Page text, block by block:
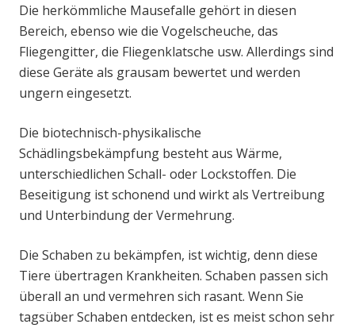
Die herkömmliche Mausefalle gehört in diesen
Bereich, ebenso wie die Vogelscheuche, das
Fliegengitter, die Fliegenklatsche usw. Allerdings sind
diese Geräte als grausam bewertet und werden
ungern eingesetzt.
Die biotechnisch-physikalische
Schädlingsbekämpfung besteht aus Wärme,
unterschiedlichen Schall- oder Lockstoffen. Die
Beseitigung ist schonend und wirkt als Vertreibung
und Unterbindung der Vermehrung.
Die Schaben zu bekämpfen, ist wichtig, denn diese
Tiere übertragen Krankheiten. Schaben passen sich
überall an und vermehren sich rasant. Wenn Sie
tagsüber Schaben entdecken, ist es meist schon sehr